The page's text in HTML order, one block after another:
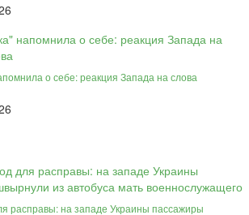
о себе: реакция Запада на слова
расправы: на западе Украины пассажиры